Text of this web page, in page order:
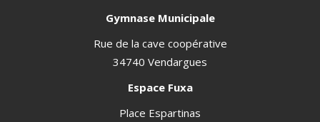
Gymnase Municipale
Rue de la cave coopérative
34740 Vendargues
Espace Fuxa
Place Espartinas